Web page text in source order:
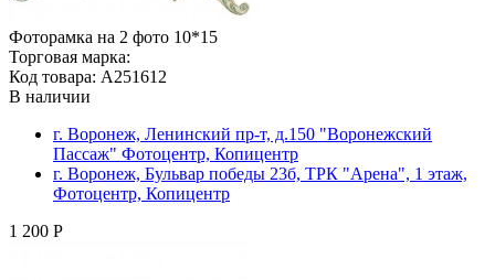
Фоторамка на 2 фото 10*15
Торговая марка:
Код товара: A251612
В наличии
г. Воронеж, Ленинский пр-т, д.150 "Воронежский
Пассаж" Фотоцентр, Копицентр
г. Воронеж, Бульвар победы 23б, ТРК "Арена", 1 этаж,
Фотоцентр, Копицентр
1 200 Р